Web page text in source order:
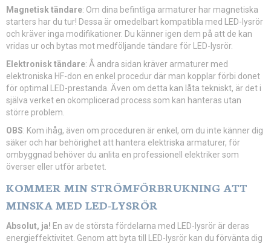
Magnetisk tändare: Om dina befintliga armaturer har magnetiska
starters har du tur! Dessa är omedelbart kompatibla med LED-lysrör
och kräver inga modifikationer. Du känner igen dem på att de kan
vridas ur och bytas mot medföljande tändare för LED-lysrör.
Elektronisk tändare: Å andra sidan kräver armaturer med
elektroniska HF-don en enkel procedur där man kopplar förbi donet
för optimal LED-prestanda. Även om detta kan låta tekniskt, är det i
själva verket en okomplicerad process som kan hanteras utan
större problem.
OBS: Kom ihåg, även om proceduren är enkel, om du inte känner dig
säker och har behörighet att hantera elektriska armaturer, för
ombyggnad behöver du anlita en professionell elektriker som
överser eller utför arbetet.
KOMMER MIN STRÖMFÖRBRUKNING ATT
MINSKA MED LED-LYSRÖR
Absolut, ja! En av de största fördelarna med LED-lysrör är deras
energieffektivitet. Genom att byta till LED-lysrör kan du förvänta dig